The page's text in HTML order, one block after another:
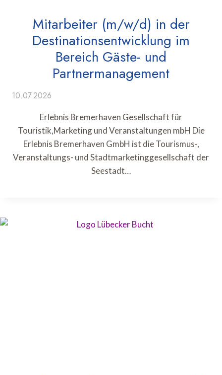
Mitarbeiter (m/w/d) in der
Destinationsentwicklung im
Bereich Gäste- und
Partnermanagement
10.07.2026
Erlebnis Bremerhaven Gesellschaft für
Touristik,Marketing und Veranstaltungen mbH Die
Erlebnis Bremerhaven GmbH ist die Tourismus-,
Veranstaltungs- und Stadtmarketinggesellschaft der
Seestadt…